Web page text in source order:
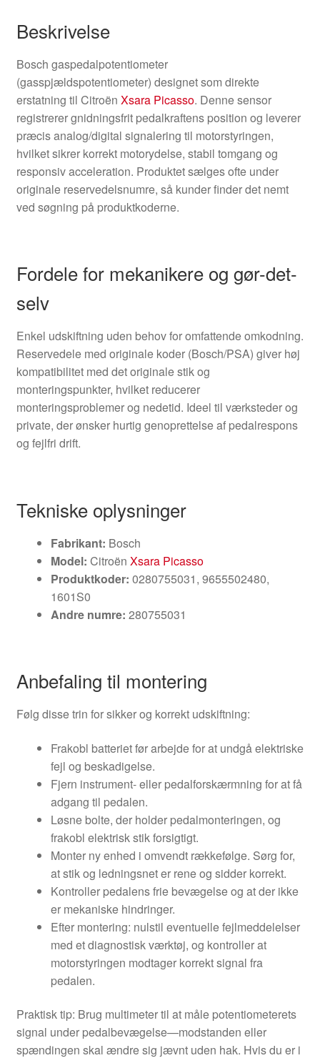
Beskrivelse
Bosch gaspedalpotentiometer
(gasspjældspotentiometer) designet som direkte
erstatning til Citroën Xsara Picasso. Denne sensor
registrerer gnidningsfrit pedalkraftens position og leverer
præcis analog/digital signalering til motorstyringen,
hvilket sikrer korrekt motorydelse, stabil tomgang og
responsiv acceleration. Produktet sælges ofte under
originale reservedelsnumre, så kunder finder det nemt
ved søgning på produktkoderne.
Fordele for mekanikere og gør-det-
selv
Enkel udskiftning uden behov for omfattende omkodning.
Reservedele med originale koder (Bosch/PSA) giver høj
kompatibilitet med det originale stik og
monteringspunkter, hvilket reducerer
monteringsproblemer og nedetid. Ideel til værksteder og
private, der ønsker hurtig genoprettelse af pedalrespons
og fejlfri drift.
Tekniske oplysninger
Fabrikant: Bosch
Model: Citroën Xsara Picasso
Produktkoder: 0280755031, 9655502480,
1601S0
Andre numre: 280755031
Anbefaling til montering
Følg disse trin for sikker og korrekt udskiftning:
Frakobl batteriet før arbejde for at undgå elektriske
fejl og beskadigelse.
Fjern instrument- eller pedalforskærmning for at få
adgang til pedalen.
Løsne bolte, der holder pedalmonteringen, og
frakobl elektrisk stik forsigtigt.
Monter ny enhed i omvendt rækkefølge. Sørg for,
at stik og ledningsnet er rene og sidder korrekt.
Kontroller pedalens frie bevægelse og at der ikke
er mekaniske hindringer.
Efter montering: nulstil eventuelle fejlmeddelelser
med et diagnostisk værktøj, og kontroller at
motorstyringen modtager korrekt signal fra
pedalen.
Praktisk tip: Brug multimeter til at måle potentiometerets
signal under pedalbevægelse—modstanden eller
spændingen skal ændre sig jævnt uden hak. Hvis du er i